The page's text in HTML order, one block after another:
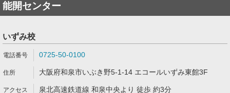
能開センター
いずみ校
0725-50-0100
大阪府和泉市いぶき野5-1-14 エコールいずみ東館3F
泉北高速鉄道線 和泉中央より 徒歩 約3分